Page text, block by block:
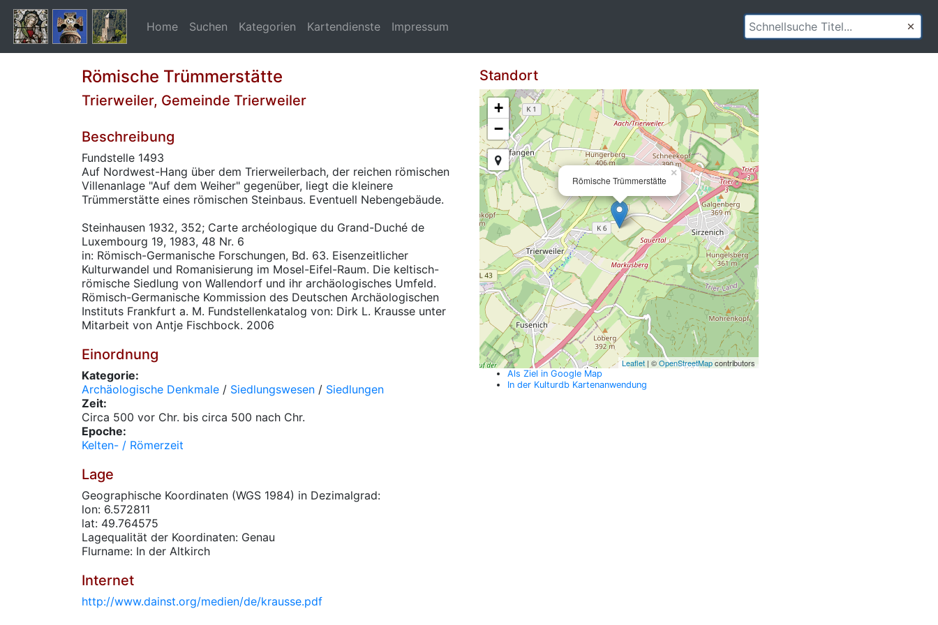
Home Suchen Kategorien Kartendienste Impressum
Römische Trümmerstätte
Trierweiler, Gemeinde Trierweiler
Beschreibung
Fundstelle 1493
Auf Nordwest-Hang über dem Trierweilerbach, der reichen römischen
Villenanlage "Auf dem Weiher" gegenüber, liegt die kleinere
Trümmerstätte eines römischen Steinbaus. Eventuell Nebengebäude.
Steinhausen 1932, 352; Carte archéologique du Grand-Duché de
Luxembourg 19, 1983, 48 Nr. 6
in: Römisch-Germanische Forschungen, Bd. 63. Eisenzeitlicher
Kulturwandel und Romanisierung im Mosel-Eifel-Raum. Die keltisch-
römische Siedlung von Wallendorf und ihr archäologisches Umfeld.
Römisch-Germanische Kommission des Deutschen Archäologischen
Instituts Frankfurt a. M. Fundstellenkatalog von: Dirk L. Krausse unter
Mitarbeit von Antje Fischbock. 2006
Einordnung
Kategorie:
Archäologische Denkmale / Siedlungswesen / Siedlungen
Zeit:
Circa 500 vor Chr. bis circa 500 nach Chr.
Epoche:
Kelten- / Römerzeit
Lage
Geographische Koordinaten (WGS 1984) in Dezimalgrad:
lon: 6.572811
lat: 49.764575
Lagequalität der Koordinaten: Genau
Flurname: In der Altkirch
Internet
http://www.dainst.org/medien/de/krausse.pdf
Standort
Römische Trümmerstätte
×
+
−
Leaflet | ©OpenStreetMapcontributors
Als Ziel in Google Map
In der Kulturdb Kartenanwendung